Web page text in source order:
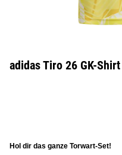
adidas Tiro 26 GK-
Hol dir das ganze Torwart-Set!